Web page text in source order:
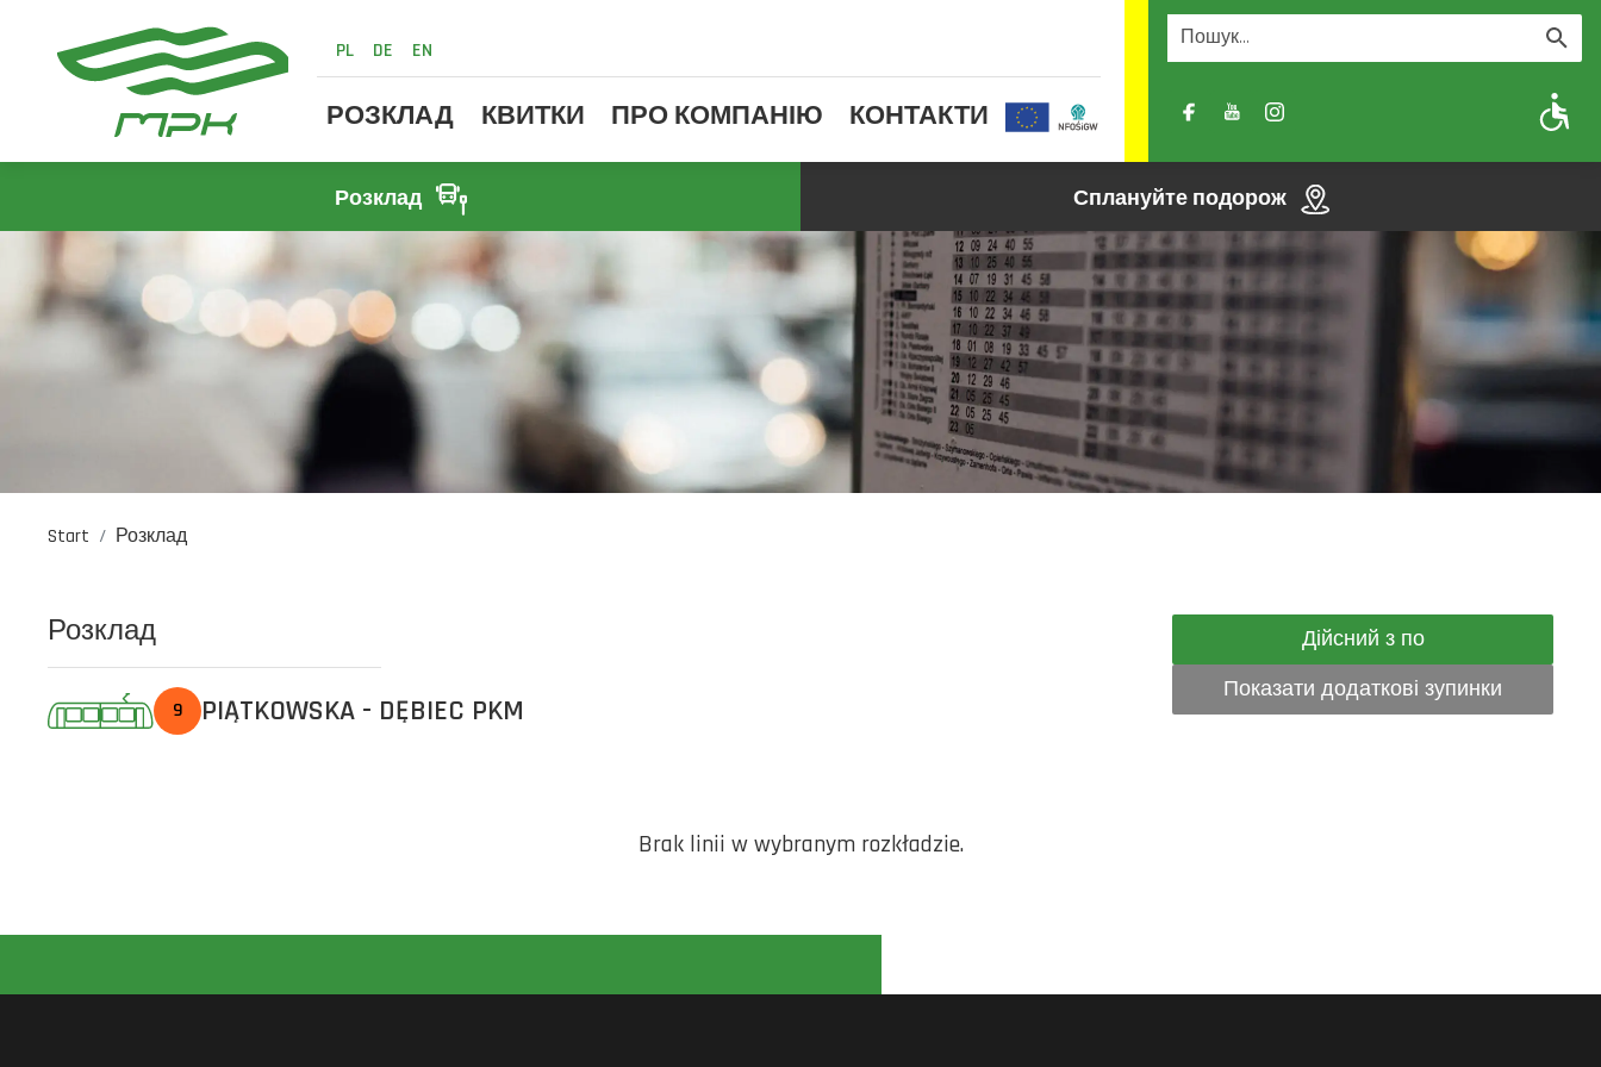
PL DE EN
РОЗКЛАД КВИТКИ ПРО КОМПАНІЮ КОНТАКТИ A- A A+
Розклад Сплануйте подорож
Start Розклад
Розклад
9 PIĄTKOWSKA - DĘBIEC PKM
Дійсний з по
Показати додаткові зупинки
Brak linii w wybranym rozkładzie.